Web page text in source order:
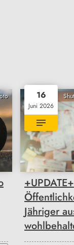
16
Juni 2026
+UPDATE+
Jähriger